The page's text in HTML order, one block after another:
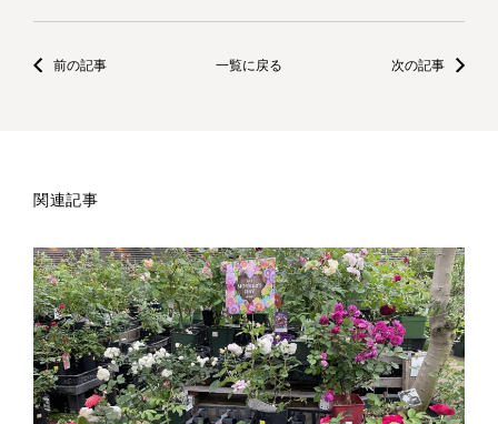
前の記事 一覧に戻る 次の記事
関連記事